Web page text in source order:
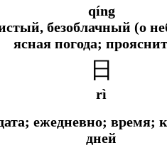
qíng
безоблачный (о
ясная погода;
日
rì
ежедневно; время;
дней